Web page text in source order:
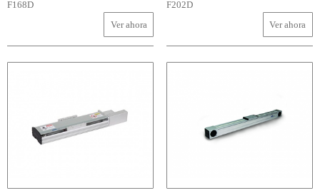
F168D
Ver ahora
F202D
Ver ahora